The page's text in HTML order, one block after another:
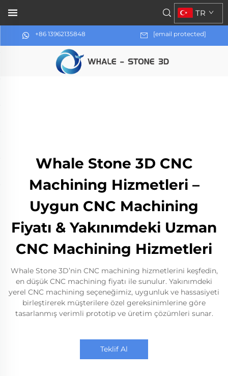
+86 13962135848 [email protected]
TR
Whale Stone 3D CNC
Machining Hizmetleri –
Uygun CNC Machining
Fiyatı & Yakınımdeki Uzman
CNC Machining Hizmetleri
Whale Stone 3D’nin CNC machining hizmetlerini keşfedin,
en düşük CNC machining fiyatı ile sunulur. Yakınımdeki
yerel CNC machining seçeneğimiz, uygunluk ve hassasiyeti
birleştirerek müşterilere özel gereksinimlerine göre
tasarlanmış verimli prototip ve üretim çözümleri sunar.
Teklif Al